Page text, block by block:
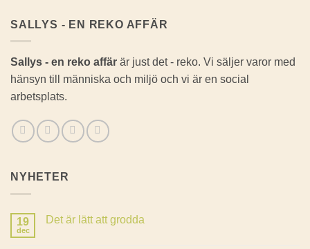
SALLYS - EN REKO AFFÄR
Sallys - en reko affär är just det - reko. Vi säljer varor med
hänsyn till människa och miljö och vi är en social
arbetsplats.
NYHETER
19
dec
Det är lätt att grodda